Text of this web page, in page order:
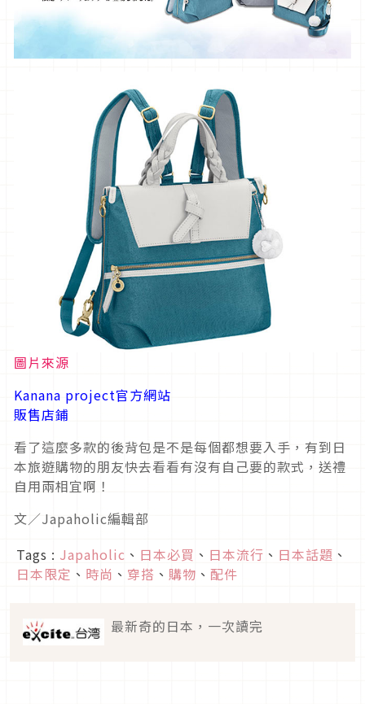
圖片來源
Kanana project官方網站
販售店鋪
看了這麼多款的後背包是不是每個都想要入手，有到日
本旅遊購物的朋友快去看看有沒有自己要的款式，送禮
自用兩相宜啊！
文／Japaholic編輯部
Tags : Japaholic 、 日本必買 、 日本流行 、 日本話題 、
日本限定 、 時尚 、 穿搭 、 購物 、 配件
最新奇的日本，一次讀完